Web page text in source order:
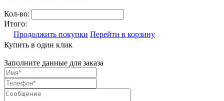
Кол-во:
Итого:
Продолжить покупки Перейти в корзину
Купить в один клик
Заполните данные для заказа